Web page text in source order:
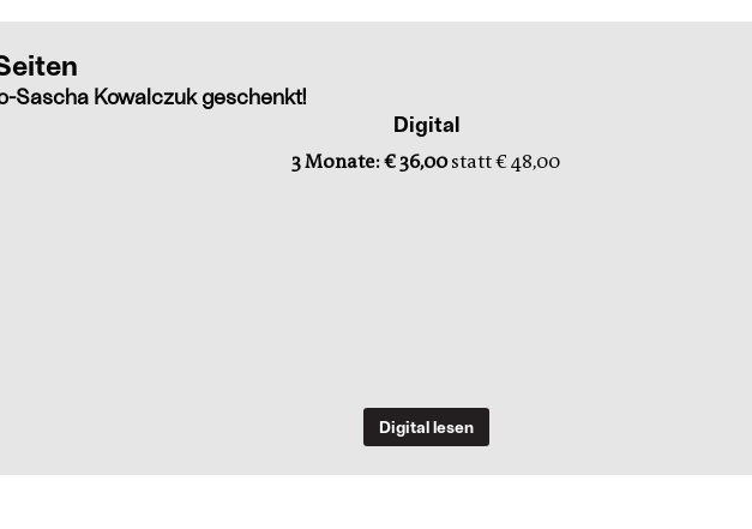
Sascha Kowalczuk geschenkt!
Digital
3 Monate: € 36,00statt € 48,00
Digital lesen